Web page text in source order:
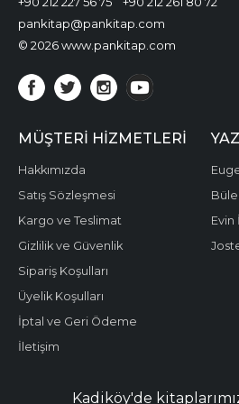
pankitap@pankitap.com
© 2026 www.pankitap.com
MÜŞTERI HIZMETLERI
Hakkımızda
Satış Sözleşmesi
Kargo ve Teslimat
Gizlilik ve Güvenlik
Sipariş Koşulları
Üyelik Koşulları
İptal ve Geri Ödeme
İletişim
Evin
Kadiköy'de